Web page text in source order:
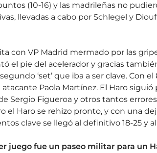
(10-16) y las madrileñas no
llevadas a cabo por Schlegel y
con VP Madrid mermado por las
el pie del acelerador y gracias
‘set’ que iba a ser clave. Con
Paola Martínez. El Haro
Sergio Figueroa y otros tantos
el Haro se rehizo pronto, y con una
clave se llegó al definitivo 18-25 y
juego fue un paseo militar para un